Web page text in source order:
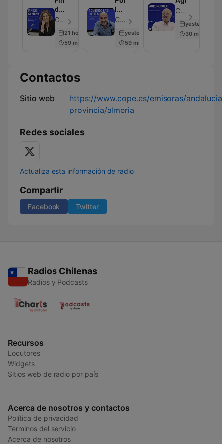
de
Semana
COPE - Episodio 24
21 hours ago
59 min
las
Calles
COPE - Episodio 45
yesterday
59 min
COPE - Episodio 21
yesterday
30 min
Contactos
Sitio web
https://www.cope.es/emisoras/
provincia/almeria
Redes sociales
Actualiza esta información de radio
Compartir
Facebook Twitter
Radios Chilenas
Radios y Podcasts
Recursos
Locutores
Widgets
Sitios web de radio por país
Acerca de nosotros y contactos
Política de privacidad
Términos del servicio
Acerca de nosotros